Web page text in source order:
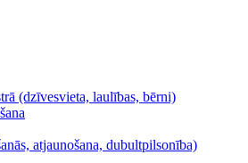
(dzīvesvieta, laulības, bērni)
atjaunošana, dubultpilsonība)